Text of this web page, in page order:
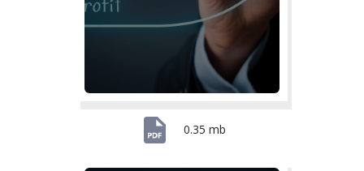
0.35 mb